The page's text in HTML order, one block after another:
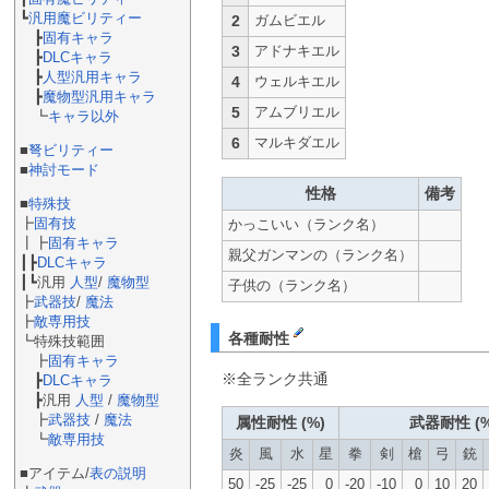
┗汎用魔ビリティー
┣固有キャラ
┣DLCキャラ
┣ 人型汎用キャラ
┣魔物型汎用キャラ
┗キャラ以外
■弩ビリティー
■神討モード
■特殊技
┣固有技
┃┣固有キャラ
┃┣DLCキャラ
┃┗汎用 人型/ 魔物型
┣武器技/ 魔法
┣敵専用技
┗特殊技範囲
┣固有キャラ
┣DLCキャラ
┣汎用 人型 / 魔物型
┣武器技 / 魔法
┗敵専用技
■アイテム/表の説明
2 ガムビエル
3 アドナキエル
4 ウェルキエル
5 アムブリエル
6 マルキダエル
性格 備考
かっこいい（ランク名）
親父ガンマンの（ランク名）
子供の（ランク名）
各種耐性
※全ランク共通
属性耐性 (%) 武器耐性
炎 風 水 星 拳 剣 槍 弓 銃
50
-25 -25 0 -20 -10 0 10 20